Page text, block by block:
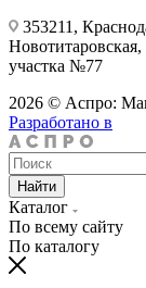
353211,
участка №77
2026 © Аспро:
Разработано в
Найти
Каталог
По всему сайту
По каталогу